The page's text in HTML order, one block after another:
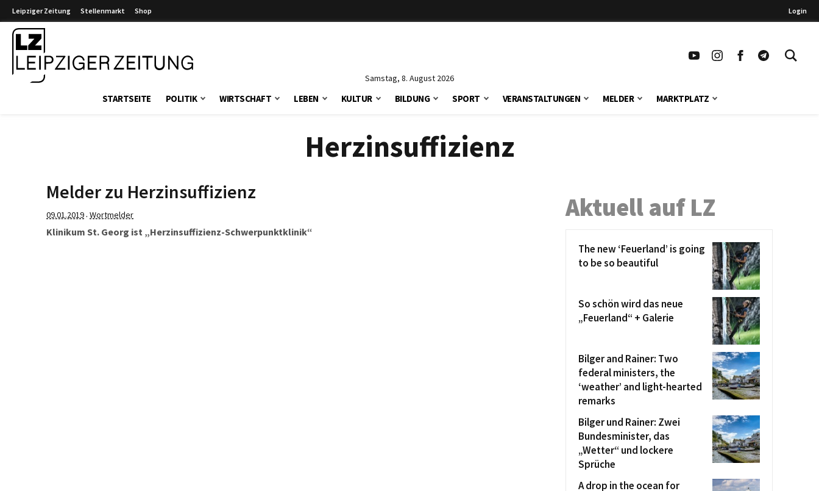
Leipziger Zeitung Stellenmarkt Shop Login
Samstag, 8. August 2026
STARTSEITE POLITIK WIRTSCHAFT LEBEN KULTUR BILDUNG SPORT VERANSTALTUNGEN MELDER MARKTPLATZ
Herzinsuffizienz
Melder zu Herzinsuffizienz
09.01.2019· Wortmelder
Klinikum St. Georg ist „Herzinsuffizienz-Schwerpunktklinik“
Aktuell auf LZ
The new ‘Feuerland’ is going
to be so beautiful
So schön wird das neue
„Feuerland“ + Galerie
Bilger and Rainer: Two
federal ministers, the
‘weather’ and light-hearted
remarks
Bilger und Rainer: Zwei
Bundesminister, das
„Wetter“ und lockere
Sprüche
A drop in the ocean for